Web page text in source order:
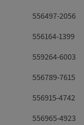
556497-2056
556164-1399
559264-6003
556789-7615
556915-4742
556965-4923